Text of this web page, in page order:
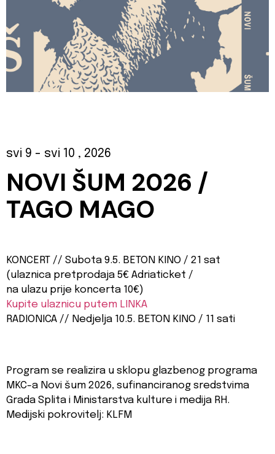
svi 9 - svi 10 , 2026
NOVI ŠUM 2026 /
TAGO MAGO
KONCERT // Subota 9.5. BETON KINO / 21 sat
(ulaznica pretprodaja 5€ Adriaticket /
na ulazu prije koncerta 10€)
Kupite ulaznicu putem LINKA
RADIONICA // Nedjelja 10.5. BETON KINO / 11 sati
Program se realizira u sklopu glazbenog programa
MKC-a Novi šum 2026, sufinanciranog sredstvima
Grada Splita i Ministarstva kulture i medija RH.
Medijski pokrovitelj: KLFM